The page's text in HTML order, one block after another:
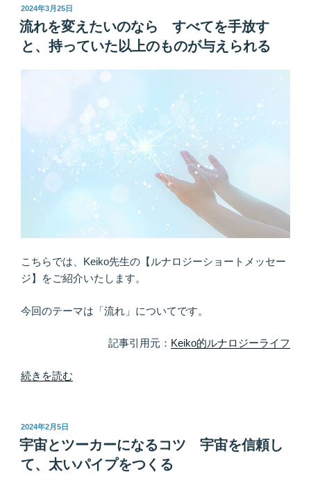
な
る
設
定
を
う
幸
運
は
プ
ス
し
り
つ
か
な
投
稿
日:
2024年3月25日
流れを変えたいのなら すべてを手放す
と、持っていた以上のものが与えられる
こちらでは、Keiko先生の【ルナロジーショートメッセー
ジ】をご紹介いたします。
今回のテーマは「流れ」についてです。
記事引用元： Keiko的ルナロジーライフ
“流
変
え
た
続きを読む
投
稿
日:
2024年2月5日
宇宙とツーカーになるコツ 宇宙を信頼し
て、太いパイプをつくる